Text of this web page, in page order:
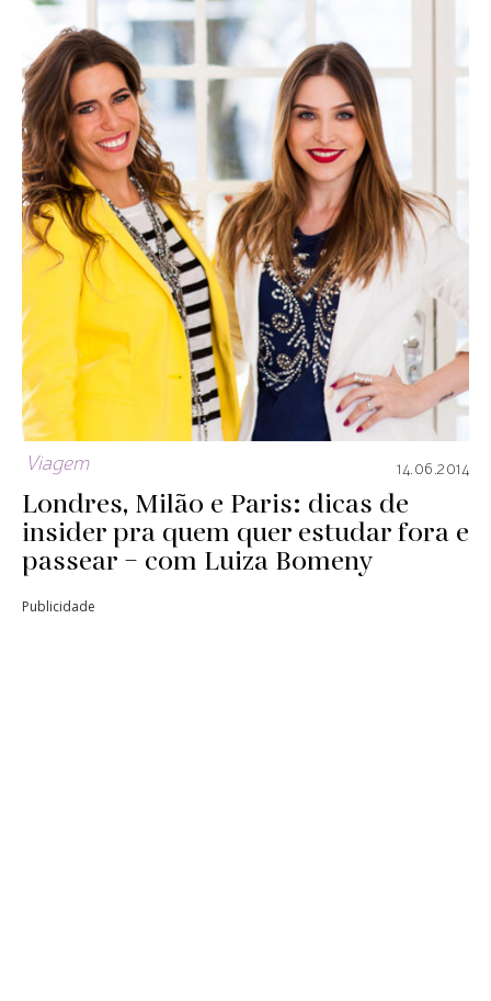
Viagem 14.06.2014
Londres, Milão e Paris: dicas de
insider pra quem quer estudar fora e
passear – com Luiza Bomeny
Publicidade